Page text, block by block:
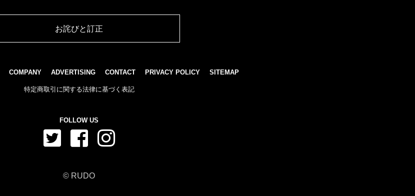
お詫びと訂正
COMPANY ADVERTISING CONTACT PRIVACY POLICY SITEMAP
特定商取引に関する法律に基づく表記
FOLLOW US
© RUDO